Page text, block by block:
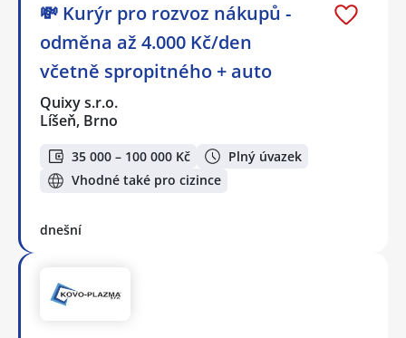
💸 Kurýr pro rozvoz nákupů -
odměna až 4.000 Kč/den
včetně spropitného + auto
Quixy s.r.o.
Líšeň, Brno
35 000 – 100 000 Kč
Plný úvazek
Vhodné také pro cizince
dnešní